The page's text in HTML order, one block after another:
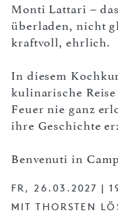
Monti Lattari –
überladen, nicht
kraftvoll, ehrlich.
In diesem
kulinarische
Feuer nie ganz
ihre Geschichte
Benvenuti in
FR, 26.03.2027 |
MIT THORSTEN